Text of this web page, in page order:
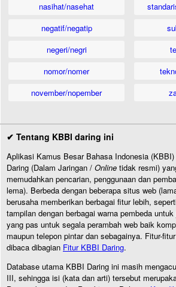
nasihat/nasehat
negatif/negatip
negeri/negri
nomor/nomer
november/nopember
✔ Tentang KBBI daring ini
Aplikasi Kamus Besar Bahasa Indonesia
Daring (Dalam Jaringan / Online tidak resmi)
memudahkan pencarian, penggunaan dan
lema). Berbeda dengan beberapa situs web
berusaha memberikan berbagai fitur lebih,
tampilan dengan berbagai warna pembeda
yang pas untuk segala perambah web baik
maupun telepon pintar dan sebagainya. Fitur-
dibaca dibagian Fitur KBBI Daring.
Database utama KBBI Daring ini masih
III, sehingga isi (kata dan arti) tersebut